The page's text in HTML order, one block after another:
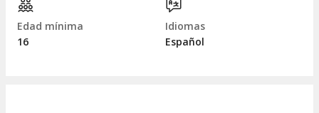
Edad mínima
16
Idiomas
Español